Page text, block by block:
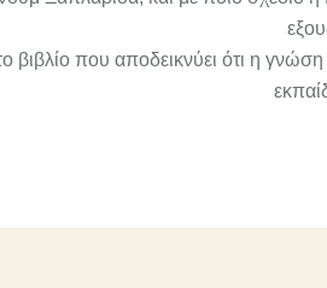
βιβλίο που αποδεικνύει ότι η